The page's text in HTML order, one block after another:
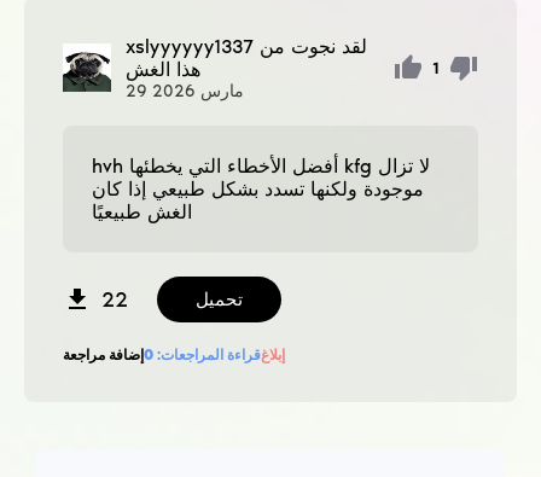
xslyyyyyy1337 لقد نجوت من
هذا الغش
29 مارس
1
hvh أفضل الأخطاء التي يخطئها kfg لا تزال
موجودة ولكنها تسدد بشكل طبيعي إذا كان
الغش طبيعيًا
22 تحميل
إضافة مراجعة قراءة المراجعات: 0 إبلاغ